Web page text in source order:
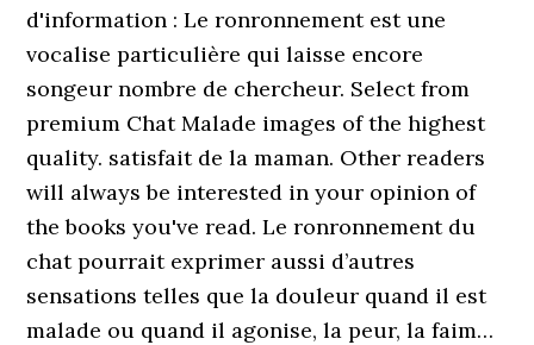
d'information : Le ronronnement est une
vocalise particulière qui laisse encore
songeur nombre de chercheur. Select from
premium Chat Malade images of the highest
quality. satisfait de la maman. Other readers
will always be interested in your opinion of
the books you've read. Le ronronnement du
chat pourrait exprimer aussi d’autres
sensations telles que la douleur quand il est
malade ou quand il agonise, la peur, la faim…